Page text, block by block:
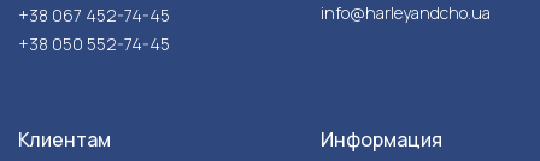
+38 067 452-74-45
+38 050 552-74-45
info@harleyandcho.ua
Клиентам Информация